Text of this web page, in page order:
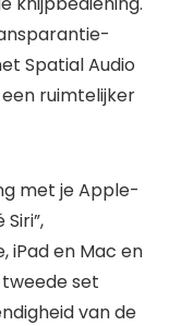
Spatial Audio
ruimtelijker
met je Apple-
iPad en Mac en
set
van de